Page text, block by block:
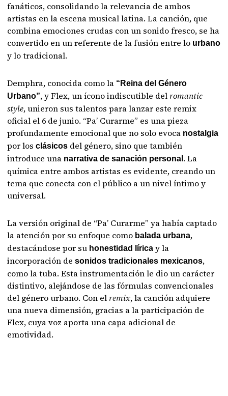
fanáticos, consolidando la relevancia de ambos
artistas en la escena musical latina. La canción, que
combina emociones crudas con un sonido fresco, se ha
convertido en un referente de la fusión entre lo urbano
y lo tradicional.
Demphra, conocida como la “Reina del Género
Urbano”, y Flex, un ícono indiscutible del romantic
style, unieron sus talentos para lanzar este remix
oficial el 6 de junio. “Pa’ Curarme” es una pieza
profundamente emocional que no solo evoca nostalgia
por losclásicos del género, sino que también
introduce una narrativa de sanación personal . La
química entre ambos artistas es evidente, creando un
tema que conecta con el público a un nivel íntimo y
universal.
La versión original de “Pa’ Curarme” ya había captado
la atención por su enfoque como balada urbana,
destacándose por su honestidad lírica y la
incorporación desonidos tradicionales mexicanos,
como la tuba. Esta instrumentación le dio un carácter
distintivo, alejándose de las fórmulas convencionales
del género urbano. Con el remix, la canción adquiere
una nueva dimensión, gracias a la participación de
Flex, cuya voz aporta una capa adicional de
emotividad.